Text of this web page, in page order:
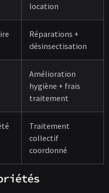
location
Réparations +
désinsectisation
Amélioration
hygiène + frais
traitement
Traitement
collectif
coordonné